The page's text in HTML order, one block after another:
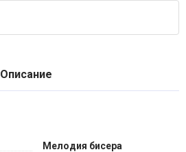
Описание
Мелодия бисера